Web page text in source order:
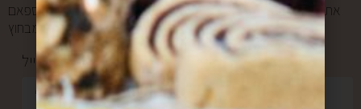
אתם במקום הראשון בשבילנו, ולכן אנחנו אף פעם לא שולחים ספאם
ולא מעבירים את המייל שלכם למישהו מבחוץ.
כתובת מייל *